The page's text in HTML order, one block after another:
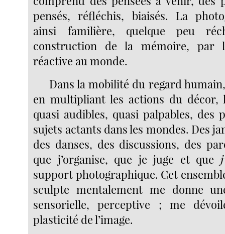
pensés, réfléchis, biaisés. La
ainsi familière, quelque peu
construction de la mémoire, par
réactive au monde.
Dans la mobilité du regard
en multipliant les actions du décor,
quasi audibles, quasi palpables, des
sujets actants dans les mondes. Des
des danses, des discussions, des
que j’organise, que je juge et que
support photographique. Cet
sculpte mentalement me donne
sensorielle, perceptive ; me
plasticité de l’image.